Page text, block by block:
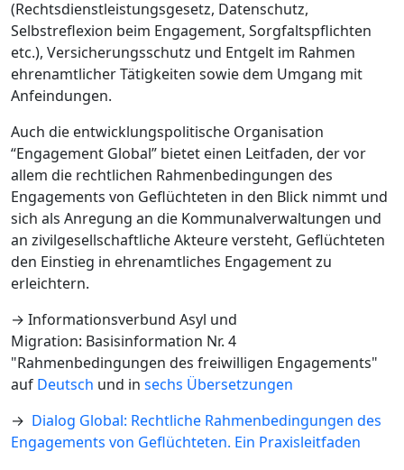
(Rechtsdienstleistungsgesetz, Datenschutz,
Selbstreflexion beim Engagement, Sorgfaltspflichten
etc.), Versicherungsschutz und Entgelt im Rahmen
ehrenamtlicher Tätigkeiten sowie dem Umgang mit
Anfeindungen.
Auch die entwicklungspolitische Organisation
“Engagement Global” bietet einen Leitfaden, der vor
allem die rechtlichen Rahmenbedingungen des
Engagements von Geflüchteten in den Blick nimmt und
sich als Anregung an die Kommunalverwaltungen und
an zivilgesellschaftliche Akteure versteht, Geflüchteten
den Einstieg in ehrenamtliches Engagement zu
erleichtern.
→ Informationsverbund Asyl und
Migration: Basisinformation Nr. 4
"Rahmenbedingungen des freiwilligen Engagements"
auf Deutsch und in sechs Übersetzungen
→ Dialog Global: Rechtliche Rahmenbedingungen des
Engagements von Geflüchteten. Ein Praxisleitfaden